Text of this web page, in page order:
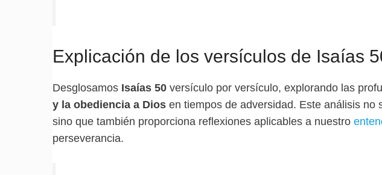
Explicación de los versículos de Isaías
Desglosamos Isaías 50 versículo por versículo, explorando las
y la obediencia a Dios en tiempos de adversidad. Este análisis no
sino que también proporciona reflexiones aplicables a nuestro
perseverancia.